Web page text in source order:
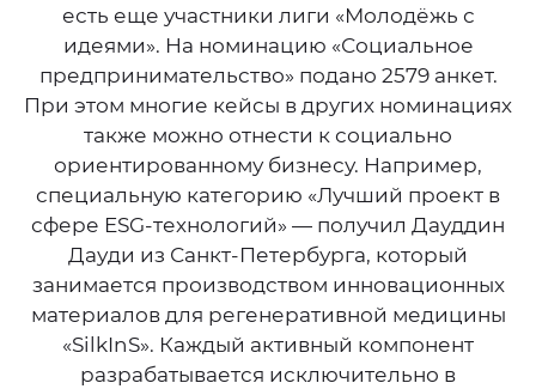
есть еще участники лиги «Молодёжь с
идеями». На номинацию «Социальное
предпринимательство» подано 2579 анкет.
При этом многие кейсы в других номинациях
также можно отнести к социально
ориентированному бизнесу. Например,
специальную категорию «Лучший проект в
сфере ESG-технологий» — получил Дауддин
Дауди из Санкт-Петербурга, который
занимается производством инновационных
материалов для регенеративной медицины
«SilkInS». Каждый активный компонент
разрабатывается исключительно в